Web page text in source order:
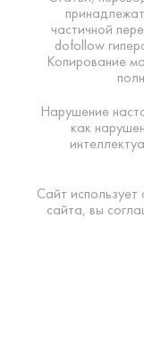
частичной
dofollow
Копирование
Нарушение
как
Сайт
сайта, вы